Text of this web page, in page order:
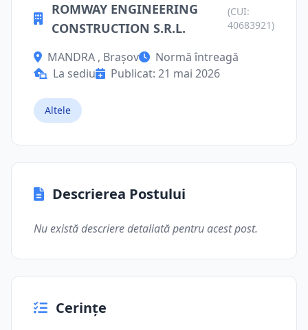
ROMWAY ENGINEERING
CONSTRUCTION S.R.L.
(CUI:
40683921)
MANDRA , Brașov
Normă întreagă
La sediu
Publicat: 21 mai 2026
Altele
Descrierea Postului
Nu există descriere detaliată pentru acest post.
Cerințe